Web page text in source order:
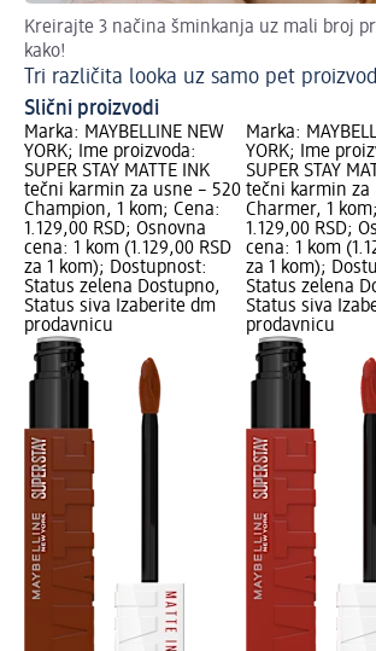
Kreirajte 3 načina šminkanja uz mali broj
kako!
Tri različita looka uz samo pet
Slični proizvodi
Marka: MAYBELLINE NEW
YORK; Ime proizvoda:
SUPER STAY MATTE INK
tečni karmin za usne – 520
Champion, 1 kom; Cena:
1.129,00 RSD; Osnovna
cena: 1 kom (1.129,00 RSD
za 1 kom); Dostupnost:
Status zelena Dostupno,
Status siva Izaberite dm
prodavnicu
Marka:
YORK; Ime
SUPER STAY
tečni karmin za
Charmer, 1
1.129,00 RSD;
cena: 1 kom
za 1 kom);
Status zelena
Status siva
prodavnicu